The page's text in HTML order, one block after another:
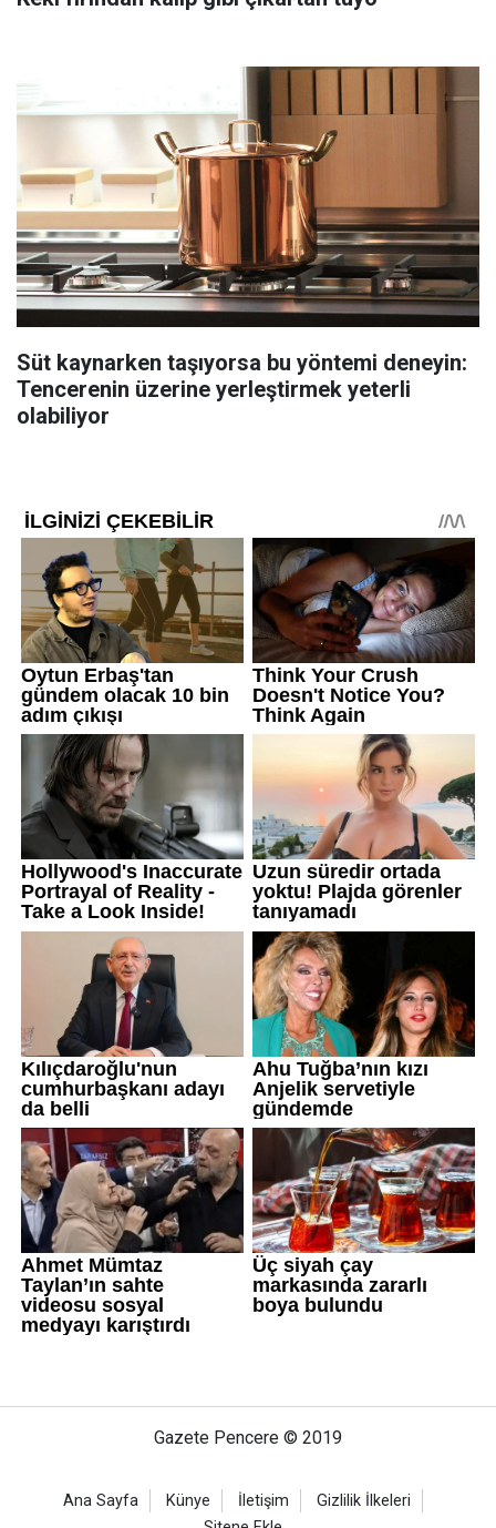
Süt kaynarken taşıyorsa bu yöntemi deneyin:
Tencerenin üzerine yerleştirmek yeterli
olabiliyor
Gazete Pencere © 2019
Ana Sayfa Künye İletişim
Gizlilik İlkeleri